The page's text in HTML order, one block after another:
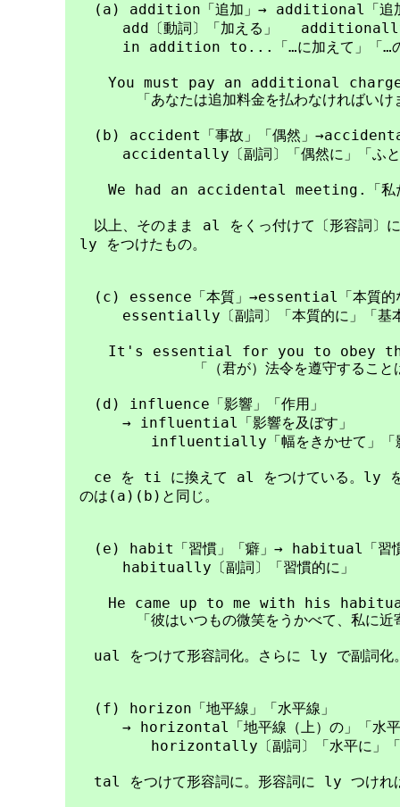
(a) addition「追加」→ additional「追
add〔動詞〕「加える」 　additionally〔
in addition to...「…に加えて」「…のう
You must pay an additional
「あなたは追加料金を払わなければいけ
(b) accident「事故」「偶然」→accidental
accidentally〔副詞〕「偶然に」「ふと
We had an accidental meeting.「私たち
以上、そのまま al をくっ付けて〔形容詞〕に
ly をつけたもの。
(c) essence「本質」→essential「本質的な
essentially〔副詞〕「本質的に」「基本
It's essential for you to obey
「（君が）法令を遵守することは
(d) influence「影響」「作用」
→ influential「影響を及ぼす」
influentially「幅をきかせて」「影響
ce を ti に換えて al をつけている。ly をつ
のは(a)(b)と同じ。
(e) habit「習慣」「癖」→ habitual「習慣
habitually〔副詞〕「習慣的に」
He came up to me with his
「彼はいつもの微笑をうかべて、私に近寄
ual をつけて形容詞化。さらに ly で副詞化
(f) horizon「地平線」「水平線」
→ horizontal「地平線（上）の」「水平
horizontally〔副詞〕「水平に」「水
tal をつけて形容詞に。形容詞に ly つけれ